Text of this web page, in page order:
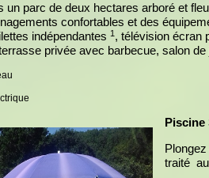
un parc de deux hectares arboré et
confortables et des
indépendantes 1 , télévision écran
privée avec barbecue, salon
Piscine
traité